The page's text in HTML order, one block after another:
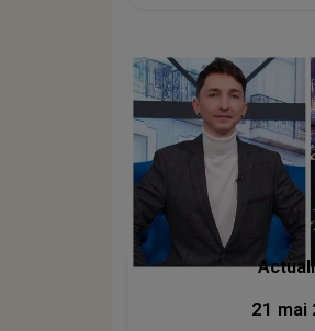
21 mai